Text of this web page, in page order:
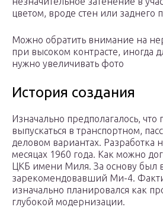
цветом, вроде стен или заднего
Можно обратить внимание на
при высоком контрасте, иногда
нужно увеличивать фото
История создания
Изначально предполагалось, что
выпускаться в транспортном,
деловом вариантах. Разработка
месяцах 1960 года. Как можно
ЦКБ имени Миля. За основу был
зарекомендовавший Ми-4.
изначально планировался как
глубокой модернизации.